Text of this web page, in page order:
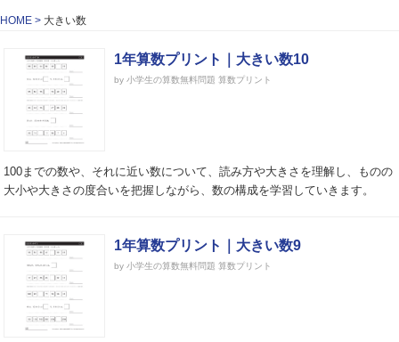
HOME 大きい数
1年算数プリント｜大きい数10
by 小学生の算数無料問題 算数プリント
100までの数や、それに近い数について、読み方や大きさを理解し、ものの
大小や大きさの度合いを把握しながら、数の構成を学習していきます。
1年算数プリント｜大きい数9
by 小学生の算数無料問題 算数プリント